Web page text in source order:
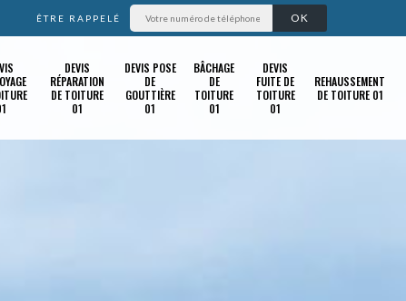
ÊTRE RAPPELÉ
DEVIS
RÉPARATION
DE TOITURE
01
DEVIS POSE
DE
GOUTTIÈRE
01
BÂCHAGE
DE
TOITURE
01
DEVIS
FUITE DE
TOITURE
01
REHAUSSEMENT
DE TOITURE 01